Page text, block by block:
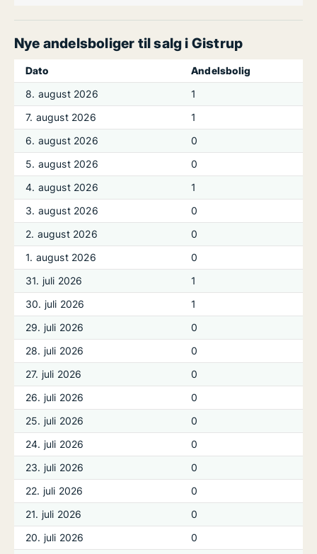
Nye andelsboliger til salg i Gistrup
Dato
Andelsbolig
8. august 2026
1
7. august 2026
1
6. august 2026
0
5. august 2026
0
4. august 2026
1
3. august 2026
0
2. august 2026
0
1. august 2026
0
31. juli 2026
1
30. juli 2026
1
29. juli 2026
0
28. juli 2026
0
27. juli 2026
0
26. juli 2026
0
25. juli 2026
0
24. juli 2026
0
23. juli 2026
0
22. juli 2026
0
21. juli 2026
0
20. juli 2026
0